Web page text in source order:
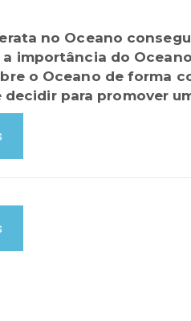
no Oceano
a importância do
o Oceano de forma
decidir para promover